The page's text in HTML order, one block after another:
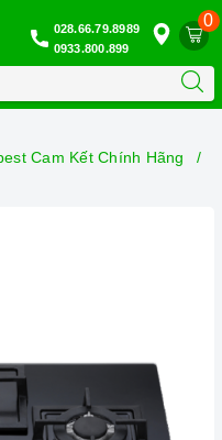
0
028.66.79.8989
0933.800.899
Cam Kết Chính Hãng